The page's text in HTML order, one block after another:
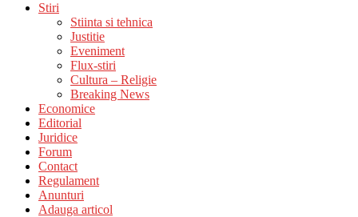
Stiri
Stiinta si tehnica
Justitie
Eveniment
Flux-stiri
Cultura – Religie
Breaking News
Economice
Editorial
Juridice
Forum
Contact
Regulament
Anunturi
Adauga articol